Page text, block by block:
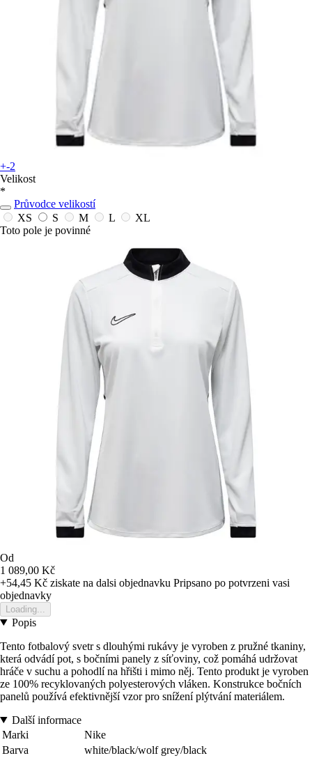
+-2
Velikost
*
Průvodce velikostí
XS
S M L
XL
Toto pole je povinné
Od
1 089,00 Kč
+54,45 Kč ziskate na dalsi objednavku Pripsano po potvrzeni vasi
objednavky
Loading...
Popis
Tento fotbalový svetr s dlouhými rukávy je vyroben z pružné tkaniny,
která odvádí pot, s bočními panely z síťoviny, což pomáhá udržovat
hráče v suchu a pohodlí na hřišti i mimo něj. Tento produkt je vyroben
ze 100% recyklovaných polyesterových vláken. Konstrukce bočních
panelů používá efektivnější vzor pro snížení plýtvání materiálem.
Další informace
Marki
Nike
Barva
white/black/wolf grey/black